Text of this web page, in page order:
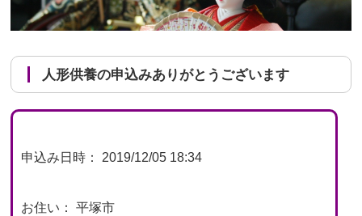
人形供養の申込みありがとうございます
申込み日時： 2019/12/05 18:34
お住い： 平塚市